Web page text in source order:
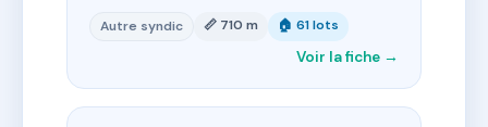
Autre syndic 📏 710 m 🏠 61 lots
Voir la fiche →